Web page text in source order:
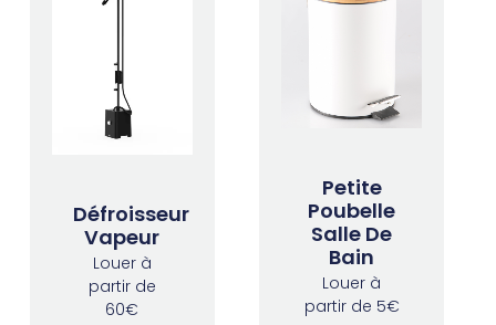
Défroisseur
Vapeur
Louer à
partir de
60€
Petite
Poubelle
Salle De
Bain
Louer à
partir de 5€